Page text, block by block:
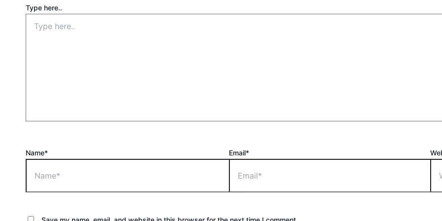
Type here..
Name* Email*